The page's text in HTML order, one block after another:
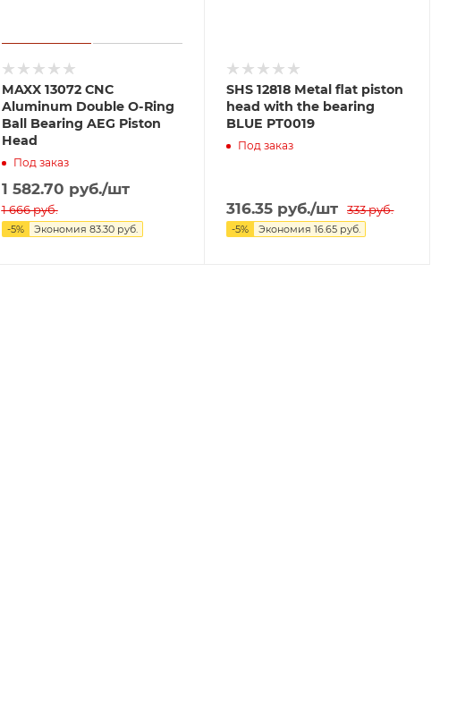
MAXX 13072 CNC
Aluminum Double O-Ring
Ball Bearing AEG Piston
Head
Под заказ
1 582.70 руб./шт
1 666руб.
-5% Экономия 83.30руб.
SHS 12818 Metal flat piston
head with the bearing
BLUE PT0019
Под заказ
316.35 руб./шт 333руб.
-5% Экономия16.65 руб.